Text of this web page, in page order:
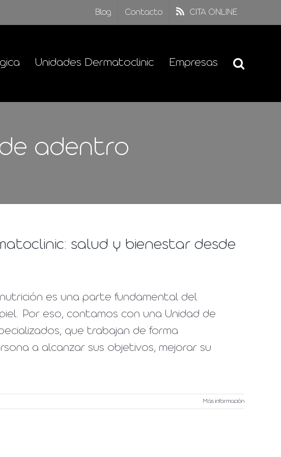
Blog Contacto CITA ONLINE
Unidades Dermatoclinic Empresas
adentro
salud y bienestar desde
es una parte fundamental del
Por eso, contamos con una Unidad de
que trabajan de forma
a alcanzar sus objetivos, mejorar su
Más información